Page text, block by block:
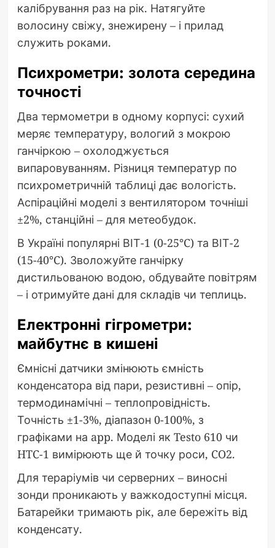
калібрування раз на рік. Натягуйте
волосину свіжу, знежирену – і прилад
служить роками.
Психрометри: золота середина
точності
Два термометри в одному корпусі: сухий
меряє температуру, вологий з мокрою
ганчіркою – охолоджується
випаровуванням. Різниця температур по
психрометричній таблиці дає вологість.
Аспіраційні моделі з вентилятором точніші
±2%, станційні – для метеобудок.
В Україні популярні ВІТ-1 (0-25°C) та ВІТ-2
(15-40°C). Зволожуйте ганчірку
дистильованою водою, обдувайте повітрям
– і отримуйте дані для складів чи теплиць.
Електронні гігрометри:
майбутнє в кишені
Ємнісні датчики змінюють ємність
конденсатора від пари, резистивні – опір,
термодинамічні – теплопровідність.
Точність ±1-3%, діапазон 0-100%, з
графіками на app. Моделі як Testo 610 чи
HTC-1 вимірюють ще й точку роси, CO2.
Для тераріумів чи серверних – виносні
зонди проникають у важкодоступні місця.
Батарейки тримають рік, але бережіть від
конденсату.